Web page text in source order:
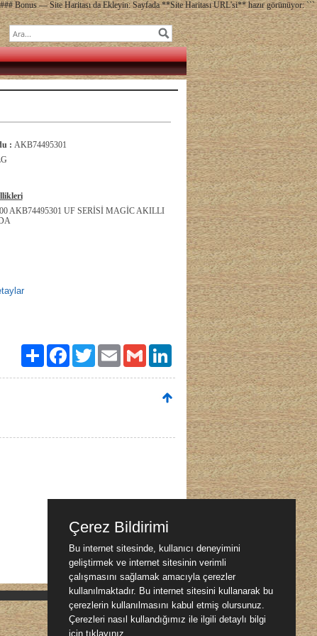
Bonus — Site Haritası da Ekleyin: Sayfada **Site Haritası URL'si** hazır görünüyor: ```
: AKB74495301
AKB74495301 UF SERİSİ MAGİC AKILLI
Paylaş FacebookTwitter Email Gmail LinkedIn
Çerez Bildirimi
Bu internet sitesinde, kullanıcı deneyimini
geliştirmek ve internet sitesinin verimli
çalışmasını sağlamak amacıyla çerezler
kullanılmaktadır. Bu internet sitesini kullanarak bu
çerezlerin kullanılmasını kabul etmiş olursunuz.
Çerezleri nasıl kullandığımız ile ilgili detaylı bilgi
için tıklayınız.